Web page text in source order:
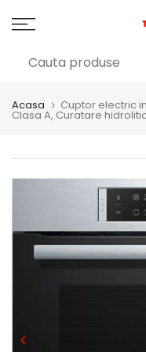
Acasa Cuptor electric
Clasa A, Curatare